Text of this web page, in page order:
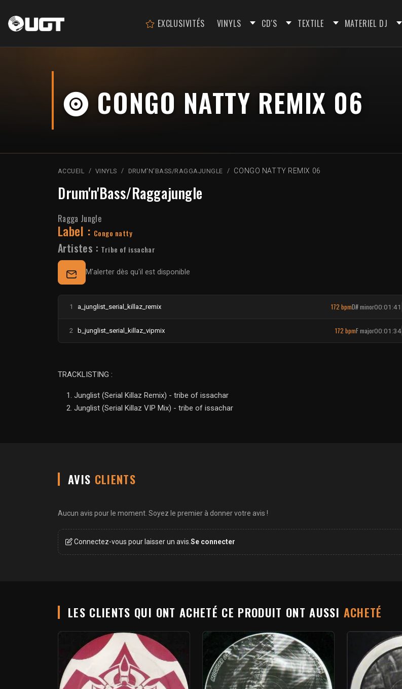
EXCLUSIVITÉS VINYLS CD'S TEXTILE MATERIEL DJ
CONGO NATTY REMIX 06
ACCUEIL VINYLS DRUM'N'BASS/RAGGAJUNGLE CONGO NATTY REMIX 06
Drum'n'Bass/Raggajungle
Ragga Jungle
Label : Congo natty
Artistes : Tribe of issachar
M'alerter dès qu'il est disponible
1 a_junglist_serial_killaz_remix 172 bpmD# minor00:01:41
2 b_junglist_serial_killaz_vipmix 172 bpmF major00:01:34
TRACKLISTING :
Junglist (Serial Killaz Remix) - tribe of issachar
Junglist (Serial Killaz VIP Mix) - tribe of issachar
AVIS CLIENTS
Aucun avis pour le moment. Soyez le premier à donner votre avis !
Connectez-vous pour laisser un avis.Se connecter
LES CLIENTS QUI ONT ACHETÉ CE PRODUIT ONT AUSSI ACHETÉ